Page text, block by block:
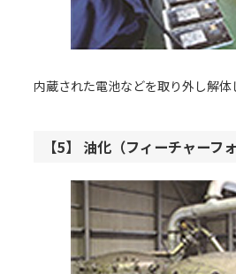
内蔵された電池などを取り外し解体
【5】 油化（フィーチャーフ